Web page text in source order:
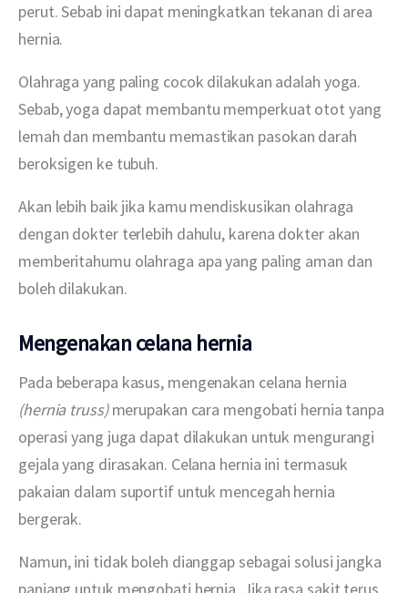
perut. Sebab ini dapat meningkatkan tekanan di area
hernia.
Olahraga yang paling cocok dilakukan adalah yoga.
Sebab, yoga dapat membantu memperkuat otot yang
lemah dan membantu memastikan pasokan darah
beroksigen ke tubuh.
Akan lebih baik jika kamu mendiskusikan olahraga
dengan dokter terlebih dahulu, karena dokter akan
memberitahumu olahraga apa yang paling aman dan
boleh dilakukan.
Mengenakan celana hernia
Pada beberapa kasus, mengenakan celana hernia
(hernia truss) merupakan cara mengobati hernia tanpa
operasi yang juga dapat dilakukan untuk mengurangi
gejala yang dirasakan. Celana hernia ini termasuk
pakaian dalam suportif untuk mencegah hernia
bergerak.
Namun, ini tidak boleh dianggap sebagai solusi jangka